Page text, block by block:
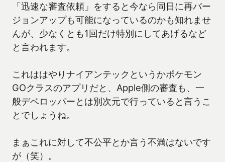
「迅速な審査依頼」をすると今なら同日に再バー
ジョンアップも可能になっているのかも知れませ
んが、少なくとも1回だけ特別にしてあげるなど
と言われます。
これははやりナイアンテックというかポケモン
GOクラスのアプリだと、Apple側の審査も、一
般デベロッパーとは別次元で行っていると言うこ
とでしょうね。
まぁこれに対して不公平とか言う不満はないです
が（笑）。